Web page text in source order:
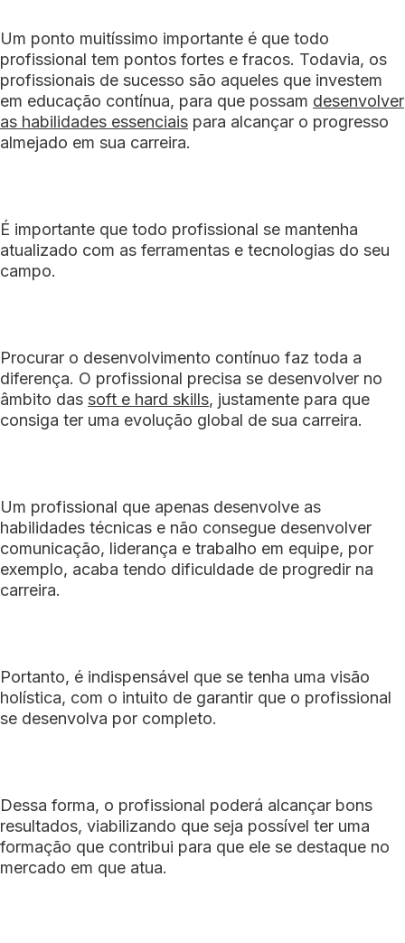
Um ponto muitíssimo importante é que todo
profissional tem pontos fortes e fracos. Todavia, os
profissionais de sucesso são aqueles que investem
em educação contínua, para que possam desenvolver
as habilidades essenciais para alcançar o progresso
almejado em sua carreira.
É importante que todo profissional se mantenha
atualizado com as ferramentas e tecnologias do seu
campo.
Procurar o desenvolvimento contínuo faz toda a
diferença. O profissional precisa se desenvolver no
âmbito das soft e hard skills, justamente para que
consiga ter uma evolução global de sua carreira.
Um profissional que apenas desenvolve as
habilidades técnicas e não consegue desenvolver
comunicação, liderança e trabalho em equipe, por
exemplo, acaba tendo dificuldade de progredir na
carreira.
Portanto, é indispensável que se tenha uma visão
holística, com o intuito de garantir que o profissional
se desenvolva por completo.
Dessa forma, o profissional poderá alcançar bons
resultados, viabilizando que seja possível ter uma
formação que contribui para que ele se destaque no
mercado em que atua.